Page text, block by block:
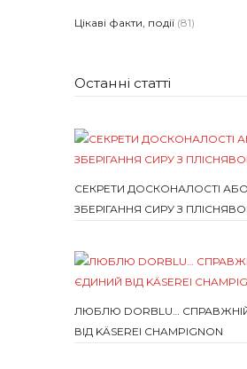
Цікаві факти, події (81)
Останні статті
СЕКРЕТИ ДОСКОНАЛОСТІ
ЗБЕРІГАННЯ СИРУ З
ЛЮБЛЮ DORBLU…
ВІД KÄSEREI CHAMPIGNON